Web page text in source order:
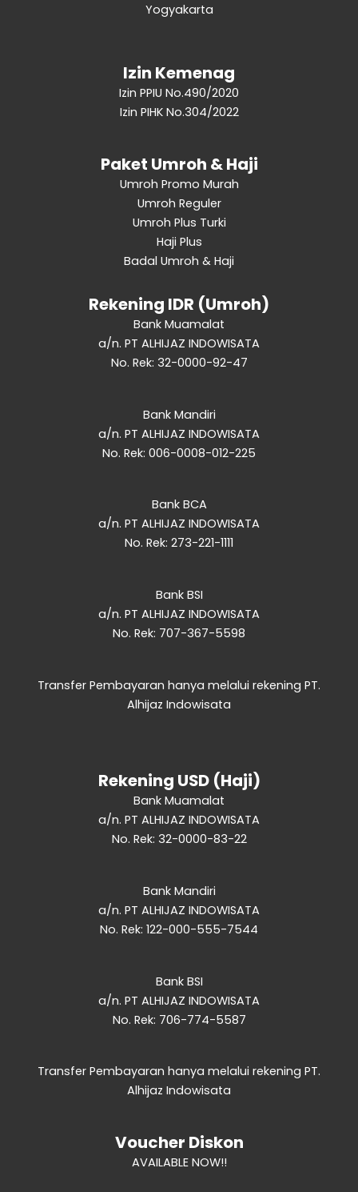
Yogyakarta
Izin Kemenag
Izin PPIU No.490/2020
Izin PIHK No.304/2022
Paket Umroh & Haji
Umroh Promo Murah
Umroh Reguler
Umroh Plus Turki
Haji Plus
Badal Umroh & Haji
Rekening IDR (Umroh)
Bank Muamalat
a/n. PT ALHIJAZ INDOWISATA
No. Rek: 32-0000-92-47
Bank Mandiri
a/n. PT ALHIJAZ INDOWISATA
No. Rek: 006-0008-012-225
Bank BCA
a/n. PT ALHIJAZ INDOWISATA
No. Rek: 273-221-1111
Bank BSI
a/n. PT ALHIJAZ INDOWISATA
No. Rek: 707-367-5598
Transfer Pembayaran hanya melalui rekening PT.
Alhijaz Indowisata
Rekening USD (Haji)
Bank Muamalat
a/n. PT ALHIJAZ INDOWISATA
No. Rek: 32-0000-83-22
Bank Mandiri
a/n. PT ALHIJAZ INDOWISATA
No. Rek: 122-000-555-7544
Bank BSI
a/n. PT ALHIJAZ INDOWISATA
No. Rek: 706-774-5587
Transfer Pembayaran hanya melalui rekening PT.
Alhijaz Indowisata
AVAILABLE NOW!!